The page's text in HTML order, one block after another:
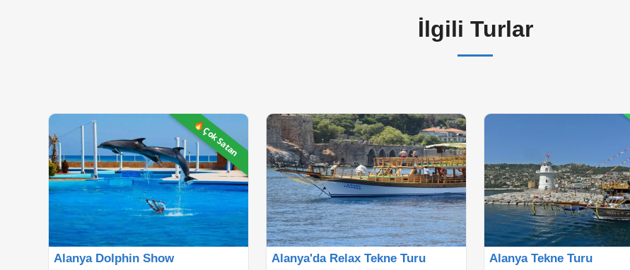
İlgili Turlar
🔥Çok Satan
Alanya Dolphin Show Alanya'da Relax Tekne Turu Alanya Tekne Turu